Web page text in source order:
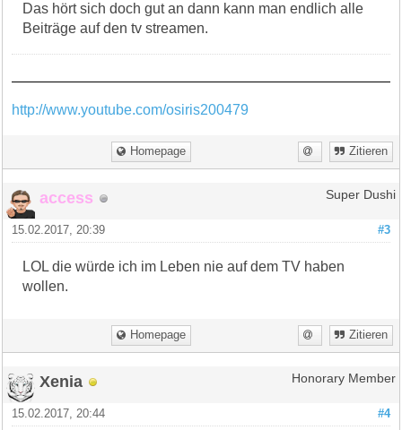
Das hört sich doch gut an dann kann man endlich alle
Beiträge auf den tv streamen.
http://www.youtube.com/osiris200479
Homepage Zitieren
access Super Dushi
#3
15.02.2017, 20:39
LOL die würde ich im Leben nie auf dem TV haben
wollen.
Homepage Zitieren
Xenia Honorary Member
#4
15.02.2017, 20:44